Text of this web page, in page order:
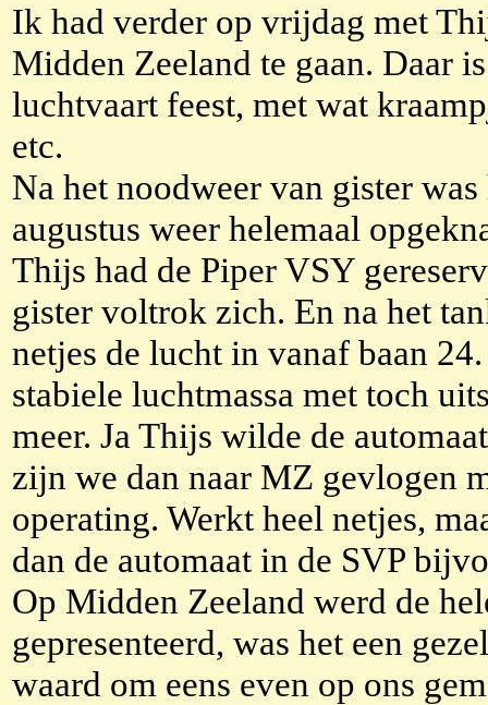
Ik had verder op vrijdag met
Midden Zeeland te gaan. Daar
luchtvaart feest, met wat
etc.
Na het noodweer van gister
augustus weer helemaal
Thijs had de Piper VSY
gister voltrok zich. En na het
netjes de lucht in vanaf baan
stabiele luchtmassa met toch
meer. Ja Thijs wilde de
zijn we dan naar MZ gevlogen
operating. Werkt heel netjes,
dan de automaat in de SVP
Op Midden Zeeland werd de
gepresenteerd, was het een
waard om eens even op ons